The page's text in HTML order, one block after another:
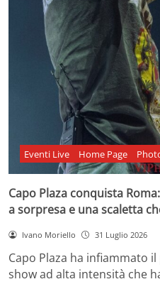
Eventi Live Home Page
Capo Plaza conquista
a sorpresa e una scaletta
Ivano Moriello 31 Luglio 2026
Capo Plaza ha infiammato
show ad alta intensità che